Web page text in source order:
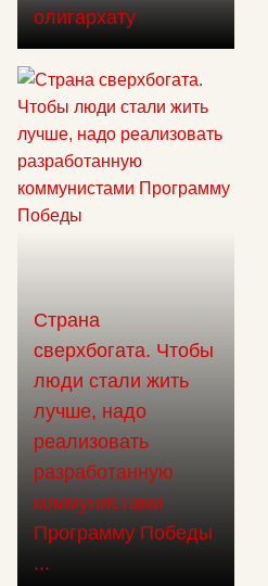
олигархату
Страна
сверхбогата. Чтобы
люди стали жить
лучше, надо
реализовать
разработанную
коммунистами
Программу Победы
...